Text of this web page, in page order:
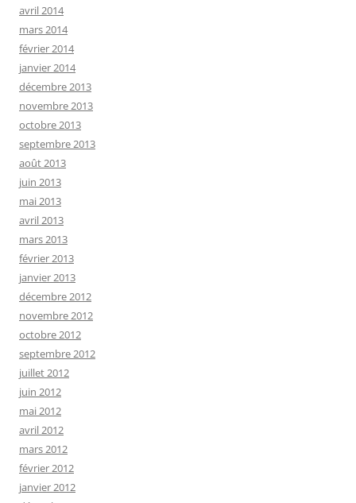
avril 2014
mars 2014
février 2014
janvier 2014
décembre 2013
novembre 2013
octobre 2013
septembre 2013
août 2013
juin 2013
mai 2013
avril 2013
mars 2013
février 2013
janvier 2013
décembre 2012
novembre 2012
octobre 2012
septembre 2012
juillet 2012
juin 2012
mai 2012
avril 2012
mars 2012
février 2012
janvier 2012